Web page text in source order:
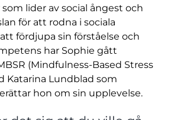
lider av social ångest och
för att rodna i sociala
fördjupa sin förståelse och
har Sophie gått
(Mindfulness-Based Stress
Katarina Lundblad som
hon om sin upplevelse.